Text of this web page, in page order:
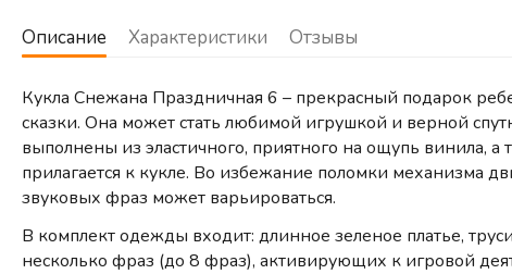
Описание Характеристики Отзывы
Кукла Снежана Праздничная 6 – прекрасный подарок
сказки. Она может стать любимой игрушкой и верной
выполнены из эластичного, приятного на ощупь винила,
прилагается к кукле. Во избежание поломки механизма
звуковых фраз может варьироваться.
В комплект одежды входит: длинное зеленое платье,
несколько фраз (до 8 фраз), активирующих к игровой